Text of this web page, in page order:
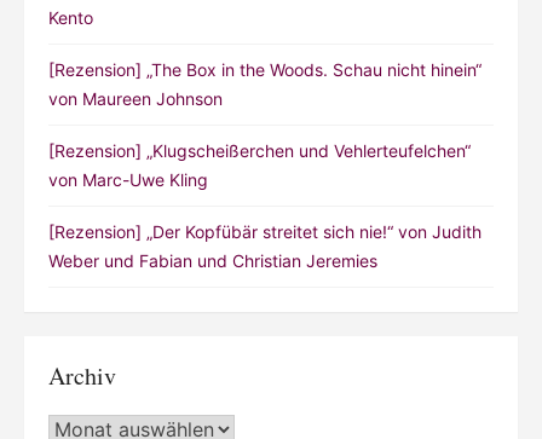
Kento
[Rezension] „The Box in the Woods. Schau nicht hinein“
von Maureen Johnson
[Rezension] „Klugscheißerchen und Vehlerteufelchen“
von Marc-Uwe Kling
[Rezension] „Der Kopfübär streitet sich nie!“ von Judith
Weber und Fabian und Christian Jeremies
Archiv
Archiv